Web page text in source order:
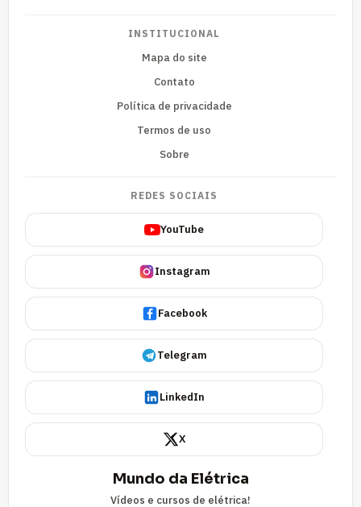
INSTITUCIONAL
Mapa do site
Contato
Política de privacidade
Termos de uso
Sobre
REDES SOCIAIS
YouTube
Instagram
Facebook
Telegram
LinkedIn
X
Mundo da Elétrica
Vídeos e cursos de elétrica!